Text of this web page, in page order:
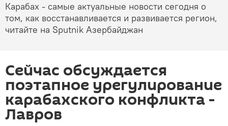
Карабах - самые актуальные новости сегодня о
том, как восстанавливается и развивается регион,
читайте на Sputnik Азербайджан
Сейчас обсуждается
поэтапное урегулирование
карабахского конфликта -
Лавров